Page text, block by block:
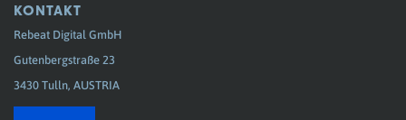
KONTAKT
Rebeat Digital GmbH
Gutenbergstraße 23
3430 Tulln, AUSTRIA